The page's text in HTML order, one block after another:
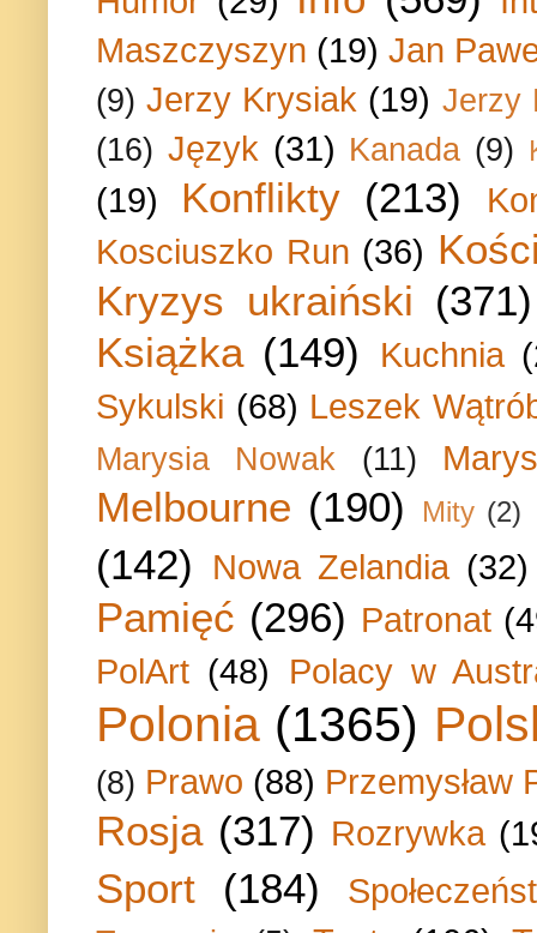
Maszczyszyn (19) Jan
(9) Jerzy Krysiak (19) Jerzy
(16) Język (31) Kanada (9)
(19) Konflikty (213)
Kosciuszko Run (36)
Kryzys ukraiński (371)
Książka (149) Kuchnia
Sykulski (68) Leszek
Marysia Nowak (11)
Melbourne (190) Mity (2)
(142) Nowa Zelandia (32)
Pamięć (296) Patronat
PolArt (48) Polacy w
Polonia (1365)
(8) Prawo (88) Przemysław
Rosja (317) Rozrywka
Sport (184)